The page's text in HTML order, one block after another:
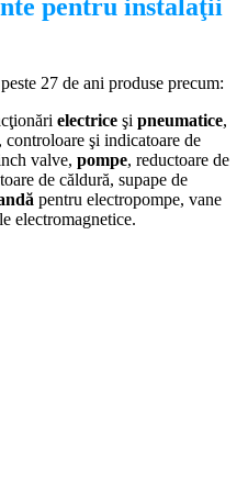
pentru instalaţii
27 de ani produse precum:
electrice şi pneumatice,
controloare şi indicatoare de
valve, pompe, reductoare de
de căldură, supape de
pentru electropompe, vane
electromagnetice.